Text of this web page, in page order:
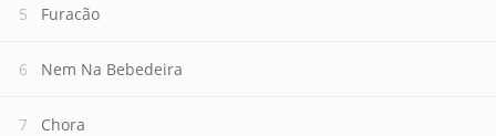
Furacão
Nem Na Bebedeira
Chora